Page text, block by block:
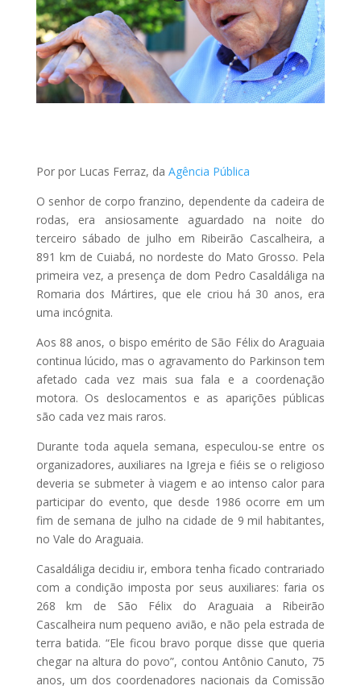
Por por Lucas Ferraz, da Agência Pública
O senhor de corpo franzino, dependente da cadeira de
rodas, era ansiosamente aguardado na noite do
terceiro sábado de julho em Ribeirão Cascalheira, a
891 km de Cuiabá, no nordeste do Mato Grosso. Pela
primeira vez, a presença de dom Pedro Casaldáliga na
Romaria dos Mártires, que ele criou há 30 anos, era
uma incógnita.
Aos 88 anos, o bispo emérito de São Félix do Araguaia
continua lúcido, mas o agravamento do Parkinson tem
afetado cada vez mais sua fala e a coordenação
motora. Os deslocamentos e as aparições públicas
são cada vez mais raros.
Durante toda aquela semana, especulou-se entre os
organizadores, auxiliares na Igreja e fiéis se o religioso
deveria se submeter à viagem e ao intenso calor para
participar do evento, que desde 1986 ocorre em um
fim de semana de julho na cidade de 9 mil habitantes,
no Vale do Araguaia.
Casaldáliga decidiu ir, embora tenha ficado contrariado
com a condição imposta por seus auxiliares: faria os
268 km de São Félix do Araguaia a Ribeirão
Cascalheira num pequeno avião, e não pela estrada de
terra batida. “Ele ficou bravo porque disse que queria
chegar na altura do povo”, contou Antônio Canuto, 75
anos, um dos coordenadores nacionais da Comissão